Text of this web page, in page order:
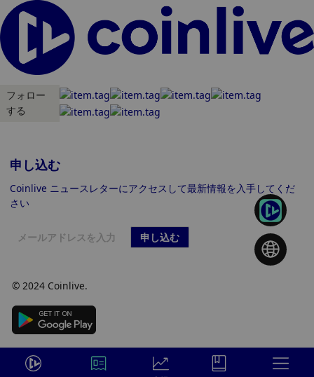
フォロー
する
申し込む
Coinlive ニュースレターにアクセスして最新情報を入手してくだ
さい
申し込む
© 2024 Coinlive.